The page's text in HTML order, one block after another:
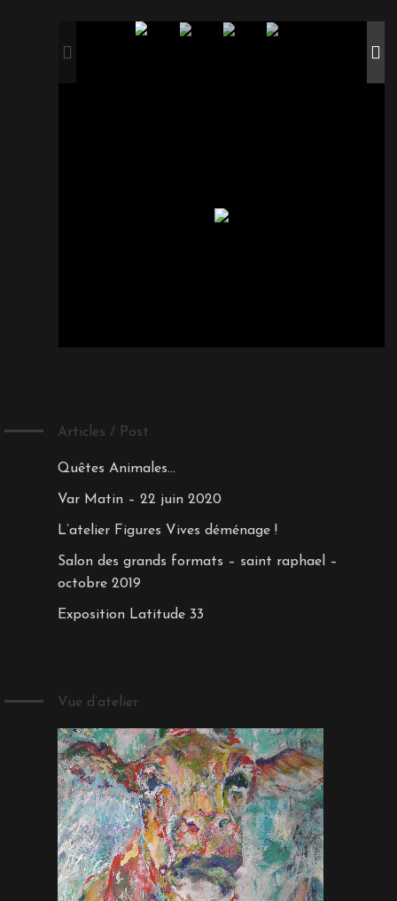
Articles / Post
Quêtes Animales…
Var Matin – 22 juin 2020
L’atelier Figures Vives déménage !
Salon des grands formats – saint raphael –
octobre 2019
Exposition Latitude 33
Vue d’atelier